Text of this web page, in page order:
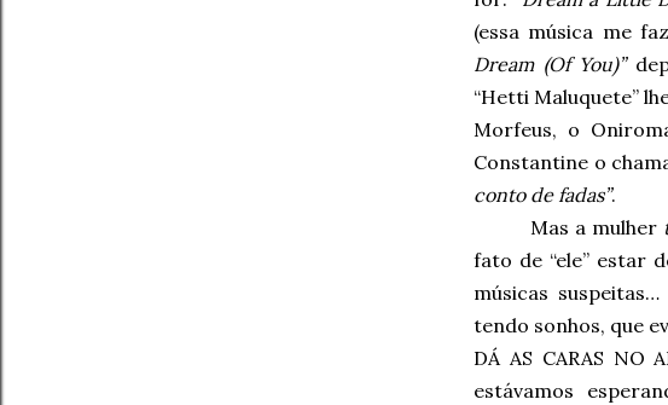
(essa música me
Dream (Of You)”
“Hetti Maluquete”
Morfeus, o
Constantine o
conto de fadas”.
Mas a mulher
fato de “ele” estar
músicas suspeitas…
tendo sonhos, que
DÁ AS CARAS NO
estávamos